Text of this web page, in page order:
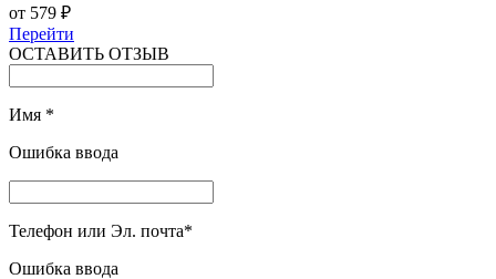
от 579 ₽
Перейти
ОСТАВИТЬ ОТЗЫВ
Имя *
Ошибка ввода
Телефон или Эл. почта*
Ошибка ввода